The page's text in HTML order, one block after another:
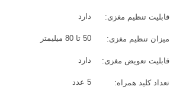
قابلیت تنظیم مغزی: دارد
میزان تنظیم مغزی: 50 تا 80 میلیمتر
قابلیت تعویض مغزی: دارد
تعداد کلید همراه: 5 عدد